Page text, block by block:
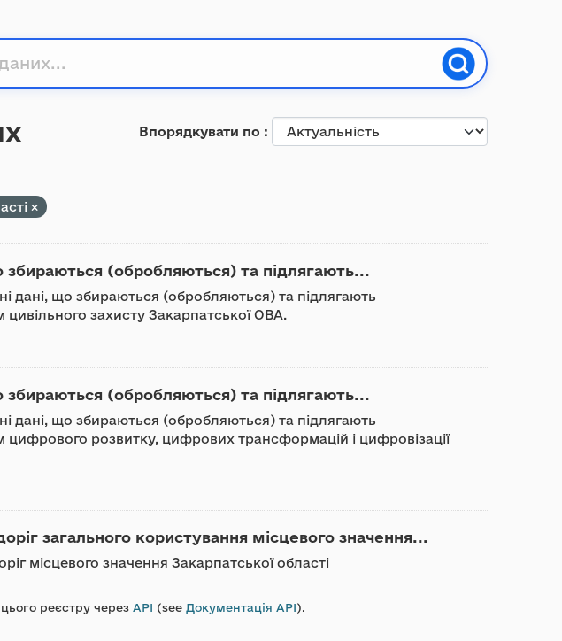
Впорядкувати по
збираються (обробляються) та підлягають...
дані, що збираються (обробляються) та підлягають
захисту Закарпатської ОВА.
збираються (обробляються) та підлягають...
дані, що збираються (обробляються) та підлягають
розвитку, цифрових трансформацій і цифровізації
загального користування місцевого значення...
місцевого значення Закарпатської області
реєстру через API (see Документація API).